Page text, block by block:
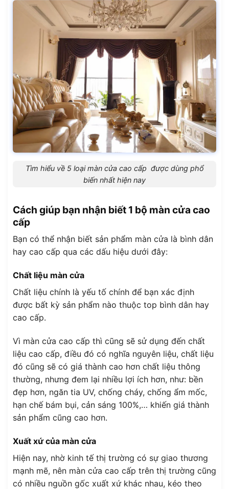
Tìm hiểu về 5 loại màn cửa cao cấp được dùng phổ
biến nhất hiện nay
Cách giúp bạn nhận biết 1 bộ màn cửa cao
cấp
Bạn có thể nhận biết sản phẩm màn cửa là bình dân
hay cao cấp qua các dấu hiệu dưới đây:
Chất liệu màn cửa
Chất liệu chính là yếu tố chính để bạn xác định
được bất kỳ sản phẩm nào thuộc top bình dân hay
cao cấp.
Vì màn cửa cao cấp thì cũng sẽ sử dụng đến chất
liệu cao cấp, điều đó có nghĩa nguyên liệu, chất liệu
đó cũng sẽ có giá thành cao hơn chất liệu thông
thường, nhưng đem lại nhiều lợi ích hơn, như: bền
đẹp hơn, ngăn tia UV, chống cháy, chống ẩm mốc,
hạn chế bám bụi, cản sáng 100%,… khiến giá thành
sản phẩm cũng cao hơn.
Xuất xứ của màn cửa
Hiện nay, nhờ kinh tế thị trường có sự giao thương
mạnh mẽ, nên màn cửa cao cấp trên thị trường cũng
có nhiều nguồn gốc xuất xứ khác nhau, kéo theo